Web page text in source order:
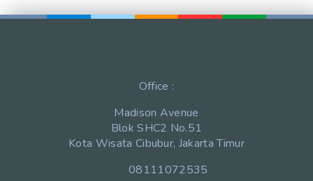
Office :
Madison Avenue
Blok SHC2 No.51
Kota Wisata Cibubur, Jakarta Timur
08111072535